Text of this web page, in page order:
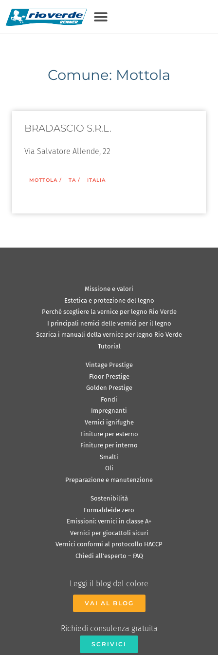
Comune: Mottola
BRADASCIO S.R.L.
Via Salvatore Allende, 22
MOTTOLA / TA / ITALIA
Missione e valori
Estetica e protezione del legno
Perché scegliere la vernice per legno Rio Verde
I principali nemici delle vernici per il legno
Scarica i manuali della vernice per legno Rio Verde
Tutorial
Vintage Prestige
Floor Prestige
Golden Prestige
Fondi
Impregnanti
Vernici ignifughe
Finiture per esterno
Finiture per interno
Smalti
Oli
Preparazione e manutenzione
Sostenibilità
Formaldeide zero
Emissioni: vernici in classe A+
Vernici per giocattoli sicuri
Vernici conformi al protocollo HACCP
Chiedi all’esperto – FAQ
Leggi il blog del colore
VAI AL BLOG
Richiedi consulenza gratuita
SCRIVICI